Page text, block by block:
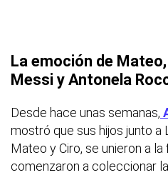
La emoción de
Messi y Antonela
Desde hace unas semanas,
mostró que sus hijos junto a
Mateo y Ciro, se unieron a
comenzaron a coleccionar